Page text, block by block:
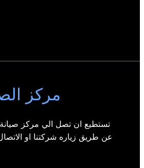
مركز
تستطيع ان تصل الي مركز
عن طريق زياره شركتنا او